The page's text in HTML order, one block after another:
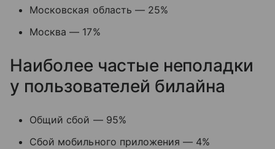
Московская область — 25%
Москва — 17%
Наиболее частые неполадки
у пользователей билайна
Общий сбой — 95%
Сбой мобильного приложения — 4%